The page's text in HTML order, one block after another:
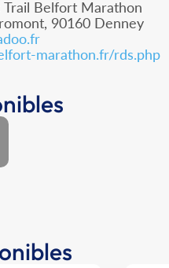
Trail Belfort Marathon
90160 Denney
marathon.fr/rds.php